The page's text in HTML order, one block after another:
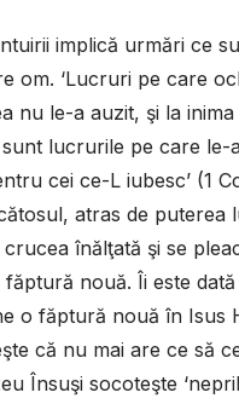
implică urmări ce
om. ‘Lucruri pe care
nu le-a auzit, şi la
lucrurile pe care le-
cei ce-L iubesc’ (1
atras de puterea
înălţată şi se
nouă. Îi este
o făptură nouă în Isus
că nu mai are ce să
Însuşi socoteşte